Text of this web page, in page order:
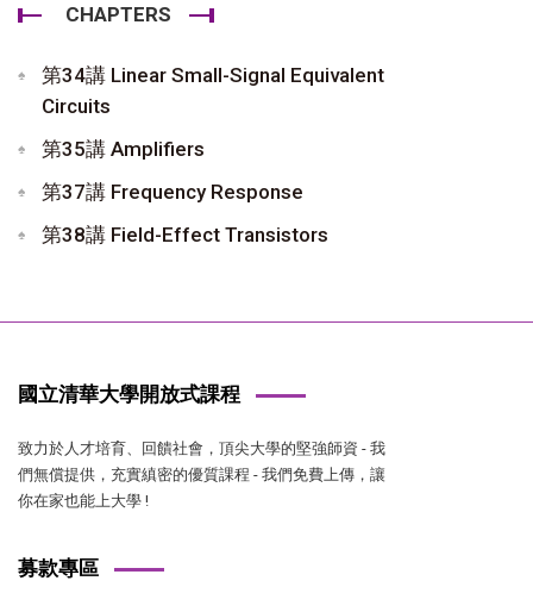
CHAPTERS
第34講 Linear Small-Signal Equivalent
Circuits
第35講 Amplifiers
第37講 Frequency Response
第38講 Field-Effect Transistors
國立清華大學開放式課程
致力於人才培育、回饋社會，頂尖大學的堅強師資 - 我
們無償提供，充實縝密的優質課程 - 我們免費上傳，讓
你在家也能上大學 !
募款專區